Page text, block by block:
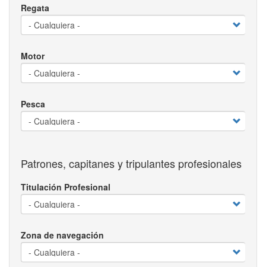
Regata
Motor
Pesca
Patrones, capitanes y tripulantes profesionales
Titulación Profesional
Zona de navegación